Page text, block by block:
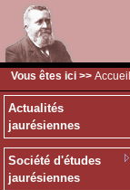
Vous êtes ici >> Accueil
Actualités
jaurésiennes
Société d'études
jaurésiennes